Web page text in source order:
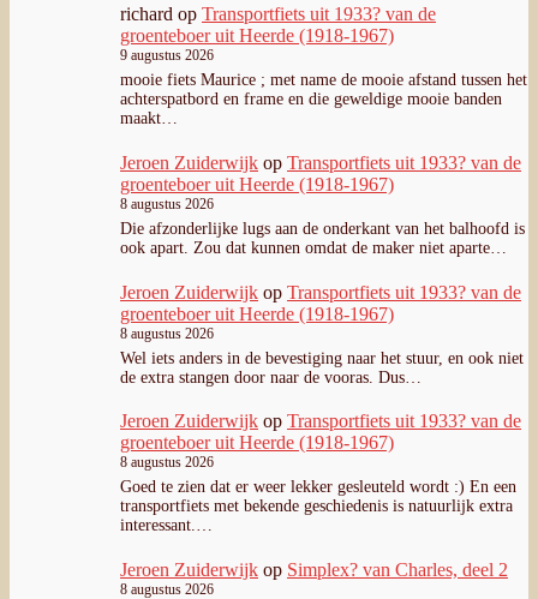
richard op Transportfiets uit 1933? van de
groenteboer uit Heerde (1918-1967)
9 augustus 2026
mooie fiets Maurice ; met name de mooie afstand tussen het
achterspatbord en frame en die geweldige mooie banden
maakt…
Jeroen Zuiderwijk op Transportfiets uit 1933? van de
groenteboer uit Heerde (1918-1967)
8 augustus 2026
Die afzonderlijke lugs aan de onderkant van het balhoofd is
ook apart. Zou dat kunnen omdat de maker niet aparte…
Jeroen Zuiderwijk op Transportfiets uit 1933? van de
groenteboer uit Heerde (1918-1967)
8 augustus 2026
Wel iets anders in de bevestiging naar het stuur, en ook niet
de extra stangen door naar de vooras. Dus…
Jeroen Zuiderwijk op Transportfiets uit 1933? van de
groenteboer uit Heerde (1918-1967)
8 augustus 2026
Goed te zien dat er weer lekker gesleuteld wordt :) En een
transportfiets met bekende geschiedenis is natuurlijk extra
interessant.…
Jeroen Zuiderwijk op Simplex? van Charles, deel 2
8 augustus 2026